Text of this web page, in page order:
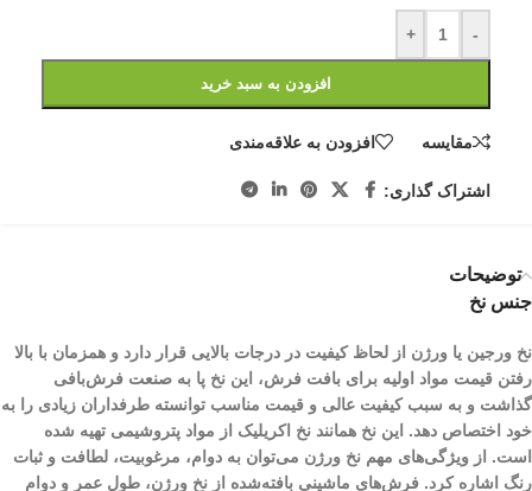
-
+
افزودن به سبد خرید
مقایسه افزودن به علاقه‌مندی
اشتراک گذاری:
توضیحات
جنس نخ
نخ ورجین یا ورژن از لحاظ کیفیت در درجات بالایی قرار دارد و همزمان با بالا
رفتن قیمت مواد اولیه برای بافت فرش، این نخ پا به صنعت فرش‌بافی
گذاشت و به سبب کیفیت عالی و قیمت مناسب توانسته طرفداران زیادی را به
خود اختصاص دهد. این نخ همانند نخ اکریلیک از مواد پتروشیمی تهیه شده
است. از ویژگی‌های مهم نخ ورژن می‌توان به دوام، مرغوبیت، لطافت و ثبات
رنگ اشاره کرد. فرش‌های ماشینی بافته‌شده از نخ ورژن، طول عمر و دوام